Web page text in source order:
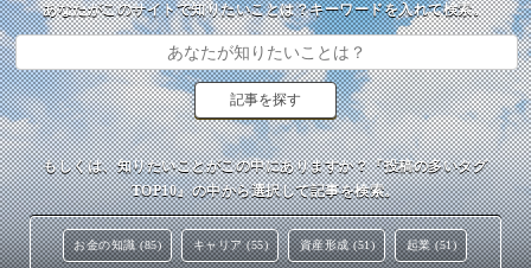
あなたがこのサイトで知りたいことは？キーワードを入れて検索。
もしくは、知りたいことがこの中にありますか？『投稿の多いタグ
TOP10』の中から選択して記事を検索。
お金の知識 (85) キャリア (55) 資産形成 (51) 起業 (51)